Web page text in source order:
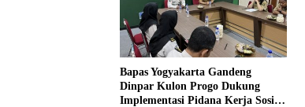
Bapas Yogyakarta Gandeng
Dinpar Kulon Progo Dukung
Implementasi Pidana Kerja Sosial